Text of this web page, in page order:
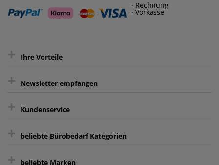
· Rechnung
· Vorkasse
+ Ihre Vorteile
Kauf auf Rechnung³
sicher Shoppen durch SSL
intelligentes Kundenkonto
+ Newsletter empfangen
Sie können sich zu jeder Zeit abmelden.
+ Kundenservice
Kontakt
FAQ
+ beliebte Bürobedarf Kategorien
Aktenvernichter
+ beliebte Marken